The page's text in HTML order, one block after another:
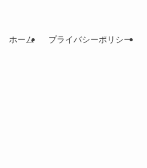
ホーム プライバシーポリシー